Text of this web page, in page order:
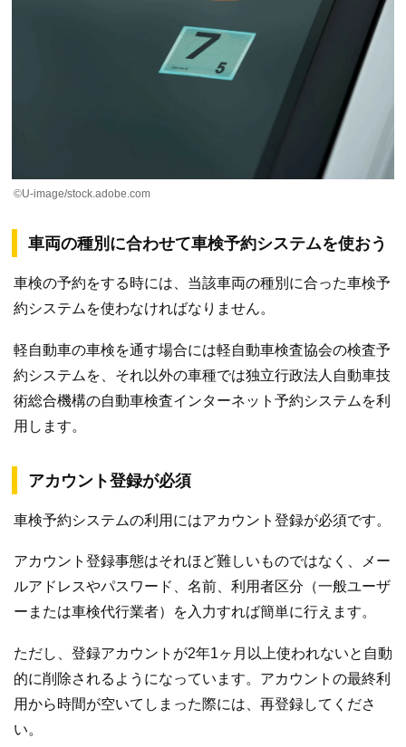
©U-image/stock.adobe.com
車両の種別に合わせて車検予約システムを使おう
車検の予約をする時には、当該車両の種別に合った車検予
約システムを使わなければなりません。
軽自動車の車検を通す場合には軽自動車検査協会の検査予
約システムを、それ以外の車種では独立行政法人自動車技
術総合機構の自動車検査インターネット予約システムを利
用します。
アカウント登録が必須
車検予約システムの利用にはアカウント登録が必須です。
アカウント登録事態はそれほど難しいものではなく、メー
ルアドレスやパスワード、名前、利用者区分（一般ユーザ
ーまたは車検代行業者）を入力すれば簡単に行えます。
ただし、登録アカウントが2年1ヶ月以上使われないと自動
的に削除されるようになっています。アカウントの最終利
用から時間が空いてしまった際には、再登録してくださ
い。